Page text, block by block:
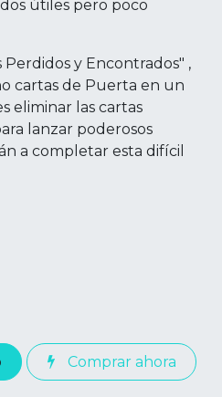
útiles pero poco
Perdidos y Encontrados" ,
cartas de Puerta en un
eliminar las cartas
lanzar poderosos
a completar esta difícil
Comprar ahora